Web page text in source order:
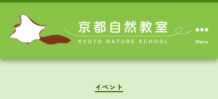
Menu
Categories
イベント